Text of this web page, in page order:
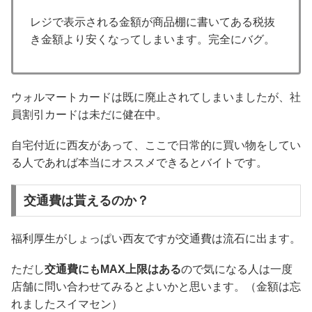
レジで表示される金額が商品棚に書いてある税抜
き金額より安くなってしまいます。完全にバグ。
ウォルマートカードは既に廃止されてしまいましたが、社
員割引カードは未だに健在中。
自宅付近に西友があって、ここで日常的に買い物をしてい
る人であれば本当にオススメできるとバイトです。
交通費は貰えるのか？
福利厚生がしょっぱい西友ですが交通費は流石に出ます。
ただし交通費にもMAX上限はあるので気になる人は一度
店舗に問い合わせてみるとよいかと思います。（金額は忘
れましたスイマセン）